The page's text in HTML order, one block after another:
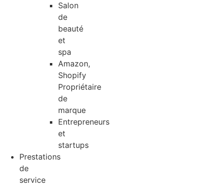
Salon
de
beauté
et
spa
Amazon,
Shopify
Propriétaire
de
marque
Entrepreneurs
et
startups
Prestations
de
service